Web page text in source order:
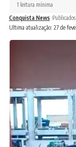
Ultima atualização: 27 de
Conquista News
1 leitura mínima